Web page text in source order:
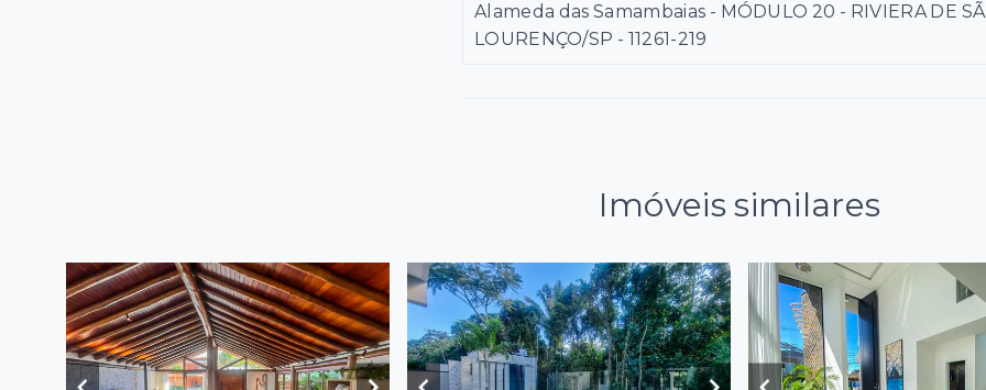
Alameda das Samambaias - MÓDULO 20 - RIVIERA DE
LOURENÇO/SP - 11261-219
Imóveis similares